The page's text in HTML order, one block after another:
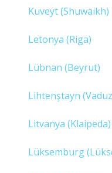
Kuveyt (Shuwaikh)
Letonya (Riga)
Lübnan (Beyrut)
Lihtenştayn
Litvanya (Klaipeda)
Lüksemburg